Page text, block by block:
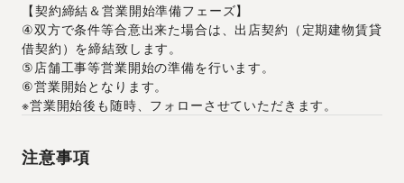
【契約締結＆営業開始準備フェーズ】
④双方で条件等合意出来た場合は、出店契約（定期建物賃貸
借契約）を締結致します。
⑤店舗工事等営業開始の準備を行います。
⑥営業開始となります。
※営業開始後も随時、フォローさせていただきます。
注意事項